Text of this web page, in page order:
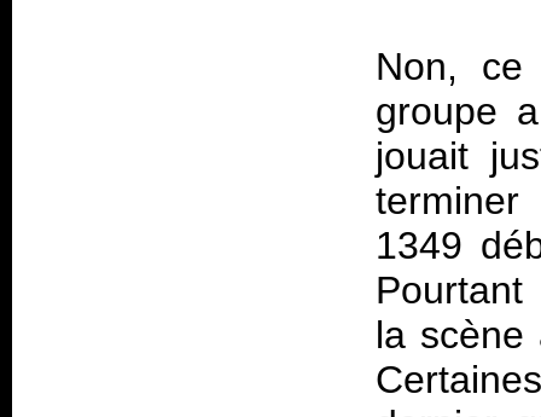
Non,
groupe
jouait
1349
la scène